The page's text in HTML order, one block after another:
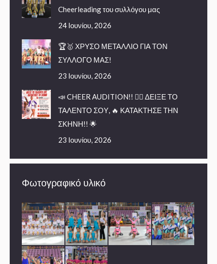
Cheerleading του συλλόγου μας
24 Ιουνίου, 2026
🏆🥇 ΧΡΥΣΟ ΜΕΤΑΛΛΙΟ ΓΙΑ ΤΟΝ
ΣΥΛΛΟΓΟ ΜΑΣ!
23 Ιουνίου, 2026
📣 CHEER AUDITION!! 🤸‍♀️ ΔΕΙΞΕ ΤΟ
ΤΑΛΕΝΤΟ ΣΟΥ, 🔥 ΚΑΤΑΚΤΗΣΕ ΤΗΝ
ΣΚΗΝΗ!! 🌟
23 Ιουνίου, 2026
Φωτογραφικό υλικό